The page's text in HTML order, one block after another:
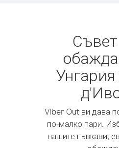
Унгария
Viber Out ви дава
по-малко пари.
нашите гъвкави,